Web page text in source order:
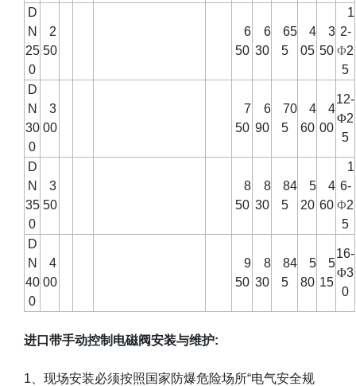
D
N
25
0
2
50
6
50
6
30
65
5
4
05
3
50
1
2-
Φ2
5
D
N
30
0
3
00
7
50
6
90
70
5
4
60
4
00
12-
Φ2
5
D
N
35
0
3
50
8
50
8
30
84
5
5
20
4
60
1
6-
Φ2
5
D
N
40
0
4
00
9
50
8
30
84
5
5
80
5
15
16-
Φ3
0
进口带手动控制电磁阀安装与维护:
1 、现场安装必须按照国家防爆危险场所“电气安全规